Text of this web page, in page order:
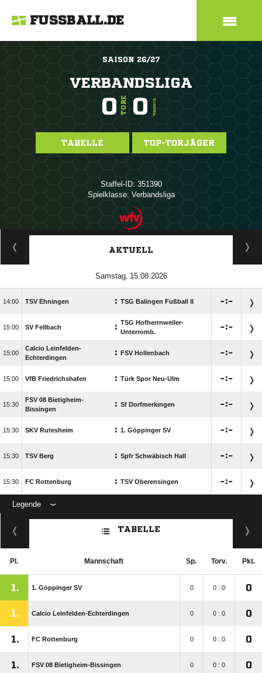
FUSSBALL.DE
SAISON 26/27
VERBANDSLIGA
0 TORE 0 TORE/SPIEL
TABELLE TOP-TORJÄGER
Staffel-ID: 351390
Spielklasse: Verbandsliga
ANZEIGE
AKTUELL
 
 TSV Ehningen : TSG Balingen Fußball II :
 SV Fellbach : TSG Hofherrnweiler-
Unterromb.
:

Calcio Leinfelden-
Echterdingen
: FSV Hollenbach :
 VfB Friedrichshafen : Türk Spor Neu-Ulm :

FSV 08 Bietigheim-
Bissingen
: Sf Dorfmerkingen :
 SKV Rutesheim : 1. Göppinger SV :
 TSV Berg : Spfr Schwäbisch Hall :
 FC Rottenburg : TSV Oberensingen :
Legende
ANZEIGE
TABELLE
Pl. Mannschaft Sp. Torv. Pkt.
1. 1. Göppinger SV 0 0 : 0 0
1. Calcio Leinfelden-Echterdingen 0 0 : 0 0
1. FC Rottenburg 0 0 : 0 0
1. FSV 08 Bietigheim-Bissingen 0 0 : 0 0